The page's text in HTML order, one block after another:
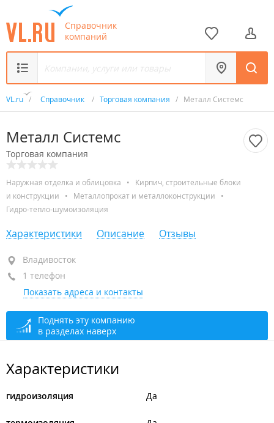
Справочник
компаний
VL.ru / Справочник / Торговая компания / Металл Системс
Металл Системс
Торговая компания
Наружная отделка и облицовка •
Кирпич, строительные блоки
и конструкции
• Металлопрокат и металлоконструкции
•
Гидро-тепло-шумоизоляция
Характеристики Описание Отзывы
Владивосток
+7 908 998-99-85
закрыто, откроется в 09:00
Владивосток
1 телефон
Показать адреса и контакты
Поднять эту компанию
в разделах наверх
Характеристики
гидроизоляция Да